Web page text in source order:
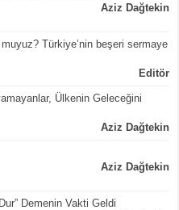
Aziz Dağtekin
Türkiye’nin beşeri sermaye
Editör
Ülkenin Geleceğini
Aziz Dağtekin
Aziz Dağtekin
Demenin Vakti Geldi